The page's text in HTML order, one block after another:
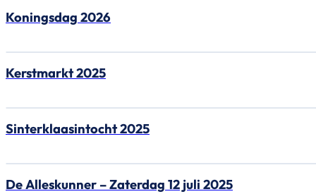
Koningsdag 2026
Kerstmarkt 2025
Sinterklaasintocht 2025
De Alleskunner – Zaterdag 12 juli 2025